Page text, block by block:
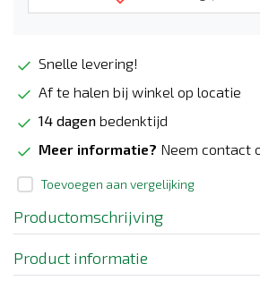
Snelle levering!
Af te halen bij winkel op locatie
14 dagen bedenktijd
Meer informatie? Neem contact
Toevoegen aan vergelijking
Productomschrijving
Product informatie